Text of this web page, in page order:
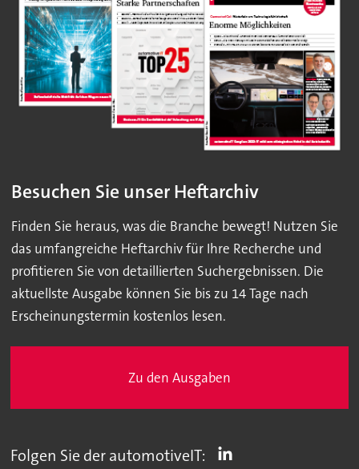
Besuchen Sie unser Heftarchiv
Finden Sie heraus, was die Branche bewegt! Nutzen Sie
das umfangreiche Heftarchiv für Ihre Recherche und
profitieren Sie von detaillierten Suchergebnissen. Die
aktuellste Ausgabe können Sie bis zu 14 Tage nach
Erscheinungstermin kostenlos lesen.
Zu den Ausgaben
Folgen Sie der automotiveIT: